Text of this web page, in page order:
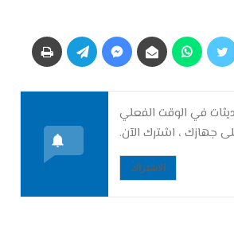
في الوقت الفعلي
جهازك ، اشترك الآن.
الاشتراك